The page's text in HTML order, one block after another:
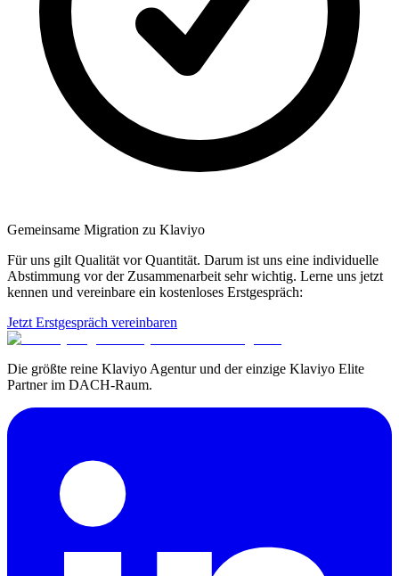
Gemeinsame Migration zu Klaviyo
Für uns gilt Qualität vor Quantität. Darum ist uns eine individuelle
Abstimmung vor der Zusammenarbeit sehr wichtig. Lerne uns jetzt
kennen und vereinbare ein kostenloses Erstgespräch:
Jetzt Erstgespräch vereinbaren
Die größte reine Klaviyo Agentur und der einzige Klaviyo Elite
Partner im DACH-Raum.